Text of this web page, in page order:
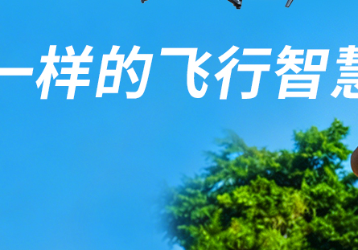
多旋翼无人机组装专用配件套